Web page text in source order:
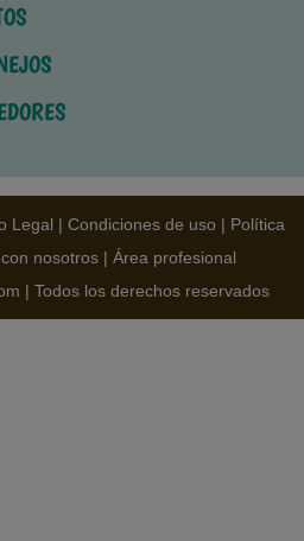
Legal | Condiciones de uso | Política
nosotros| Área profesional
| Todos los derechos reservados